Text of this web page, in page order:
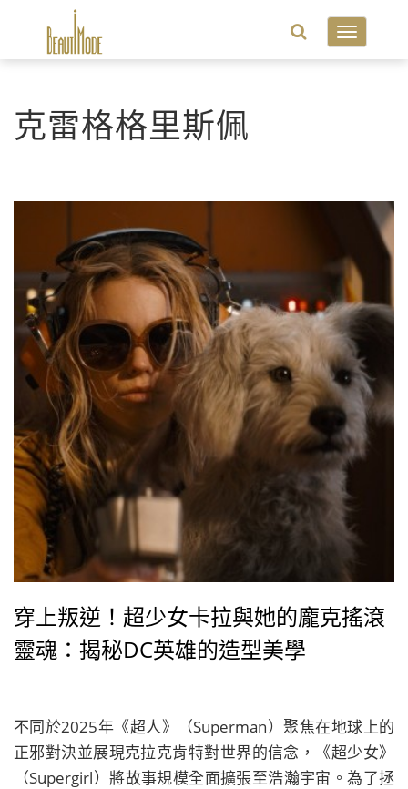
Toggle
克雷格格里斯佩
穿上叛逆！超少女卡拉與她的龐克搖滾
靈魂：揭秘DC英雄的造型美學
不同於2025年《超人》（Superman）聚焦在地球上的
正邪對決並展現克拉克肯特對世界的信念，《超少女》
（Supergirl）將故事規模全面擴張至浩瀚宇宙。為了拯